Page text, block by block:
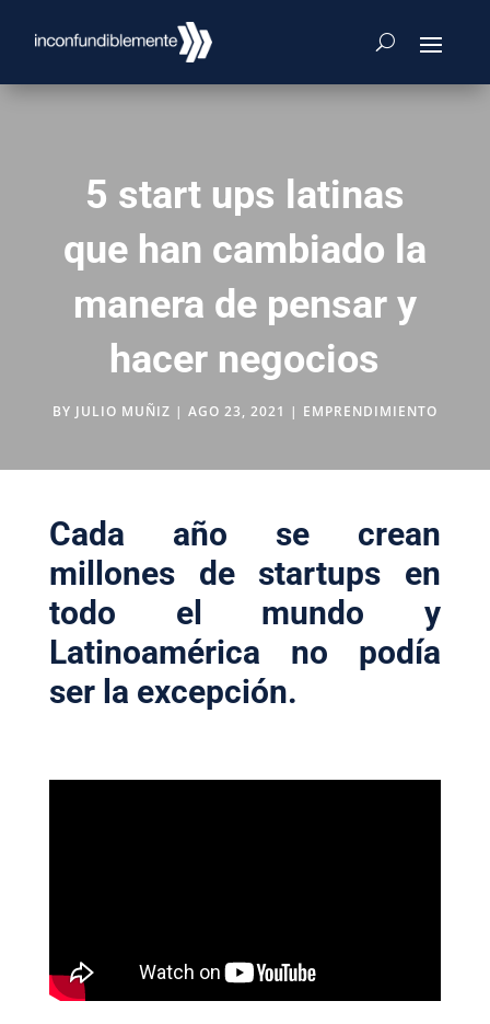
5 start ups latinas
que han cambiado la
manera de pensar y
hacer negocios
BY JULIO MUÑIZ | AGO 23, 2021 | EMPRENDIMIENTO
Cada año se crean
millones de startups en
todo el mundo y
Latinoamérica no podía
ser la excepción.